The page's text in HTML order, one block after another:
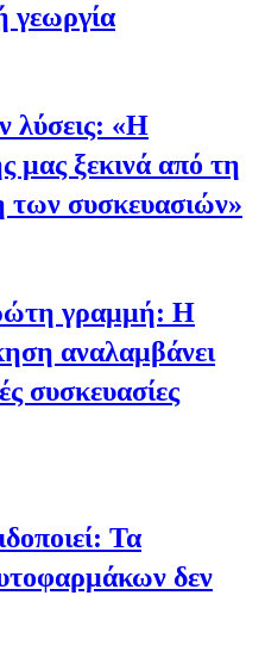
γεωργία
λύσεις: «Η
μας ξεκινά από τη
των συσκευασιών»
γραμμή: Η
αναλαμβάνει
συσκευασίες
Τα
δεν